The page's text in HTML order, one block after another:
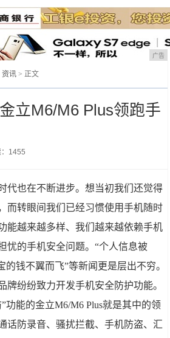
广告
资讯 > 正文
立M6/M6 Plus领跑手
：1455
代也在不断进步。想当初我们还觉得
而转眼间我们已经习惯使用手机随时
能越来越多样、我们越来越依赖手机
忧的手机安全问题。“个人信息被
的钱不翼而飞”等新闻更是层出不穷。
牌纷纷致力开发手机安全防护功能。
功能的金立M6/M6 Plus就是其中的领
话防录音、骚扰拦截、手机防盗、汇